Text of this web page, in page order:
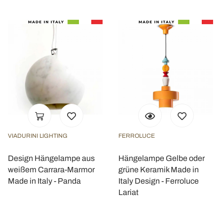
VIADURINI LIGHTING
Design Hängelampe aus
weißem Carrara-Marmor
Made in Italy - Panda
FERROLUCE
Hängelampe Gelbe oder
grüne Keramik Made in
Italy Design - Ferroluce
Lariat